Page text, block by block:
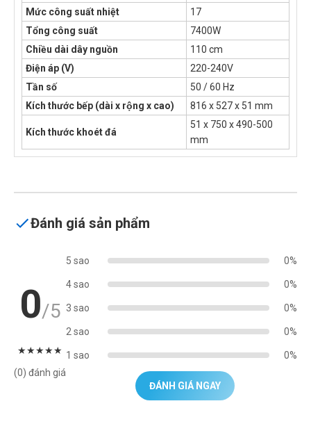
Mức công suất nhiệt
17
Tổng công suất
7400W
Chiều dài dây nguồn
110 cm
Điện áp (V)
220-240V
Tần số
50 / 60 Hz
Kích thước bếp (dài x rộng x cao)
816 x 527 x 51 mm
Kích thước khoét đá
51 x 750 x 490-500
mm
Đánh giá sản phẩm
0/5
★★★★★
(0) đánh giá
5 sao 0%
4 sao 0%
3 sao 0%
2 sao 0%
1 sao 0%
ĐÁNH GIÁ NGAY